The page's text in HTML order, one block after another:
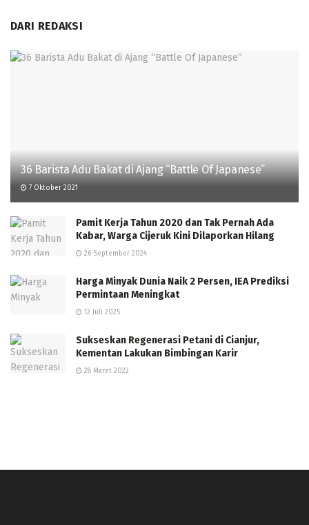
DARI REDAKSI
36 Barista Adu Bakat di Ajang “Battle Of Japanese”
7 Oktober 2021
Pamit Kerja Tahun 2020 dan Tak Pernah Ada
Kabar, Warga Cijeruk Kini Dilaporkan Hilang
26 September 2024
Harga Minyak Dunia Naik 2 Persen, IEA Prediksi
Permintaan Meningkat
12 Juli 2025
Sukseskan Regenerasi Petani di Cianjur,
Kementan Lakukan Bimbingan Karir
28 Maret 2022